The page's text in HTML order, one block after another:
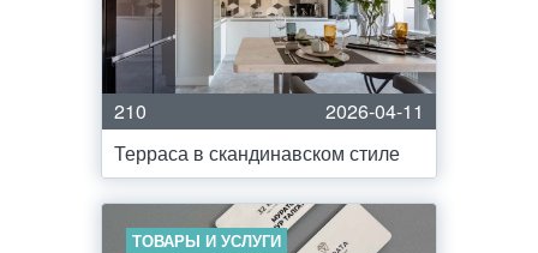
210
2026-04-11
Терраса в скандинавском стиле
ТОВАРЫ И УСЛУГИ